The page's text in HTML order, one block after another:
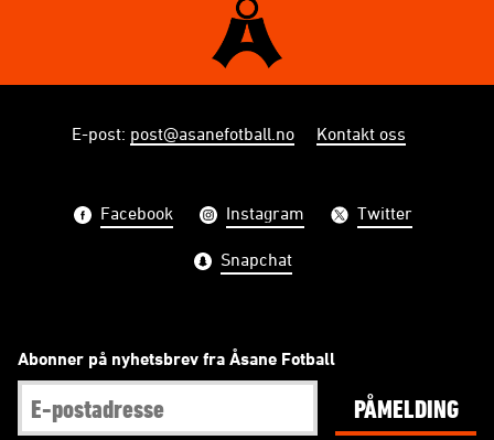
E-post: post@asanefotball.no Kontakt oss
Facebook Instagram Twitter
Snapchat
Abonner på nyhetsbrev fra Åsane Fotball
PÅMELDING